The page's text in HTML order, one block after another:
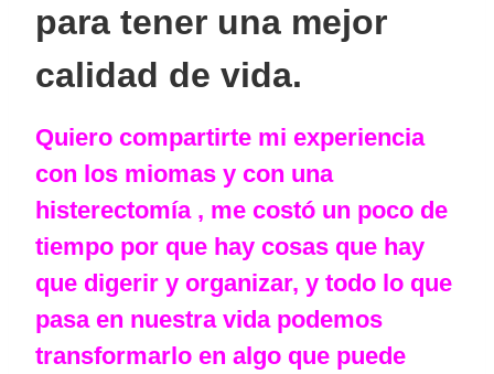
para tener una mejor
calidad de vida.
Quiero compartirte mi experiencia
con los miomas y con una
histerectomía , me costó un poco de
tiempo por que hay cosas que hay
que digerir y organizar, y todo lo que
pasa en nuestra vida podemos
transformarlo en algo que puede